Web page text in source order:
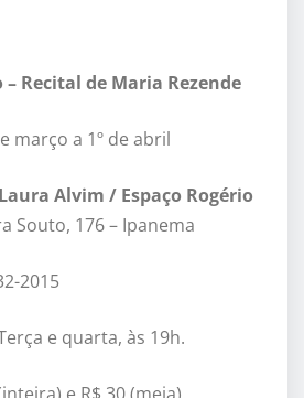
– Recital de Maria Rezende
março a 1º de abril
Alvim / Espaço Rogério
Souto, 176 – Ipanema
2015
a e quarta, às 19h.